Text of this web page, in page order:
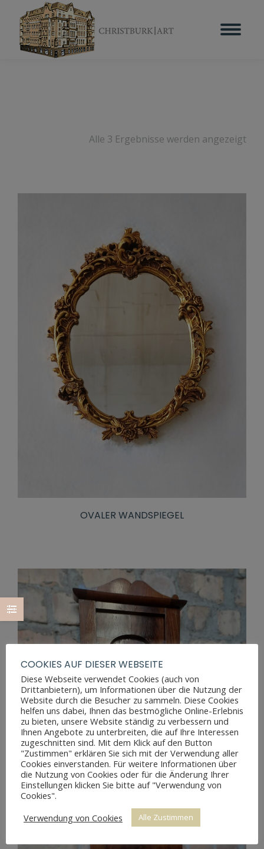
Alle 3 Ergebnisse werden angezeigt
OVALER WANDSPIEGEL
COOKIES AUF DIESER WEBSEITE
Diese Webseite verwendet Cookies (auch von
Drittanbietern), um Informationen über die Nutzung der
Website durch die Besucher zu sammeln. Diese Cookies
helfen uns dabei, Ihnen das bestmögliche Online-Erlebnis
zu bieten, unsere Website ständig zu verbessern und
Ihnen Angebote zu unterbreiten, die auf Ihre Interessen
zugeschnitten sind. Mit dem Klick auf den Button
"Zustimmen" erklären Sie sich mit der Verwendung aller
Cookies einverstanden. Für weitere Informationen über
die Nutzung von Cookies oder für die Änderung Ihrer
Einstellungen klicken Sie bitte auf "Verwendung von
Cookies".
Verwendung von Cookies
Alle Zustimmen